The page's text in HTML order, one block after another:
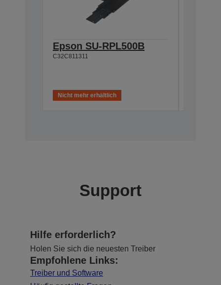
Epson SU-RPL500B
C32C811311
Nicht mehr erhältlich
Support
Hilfe erforderlich?
Holen Sie sich die neuesten Treiber
Empfohlene Links:
Treiber und Software